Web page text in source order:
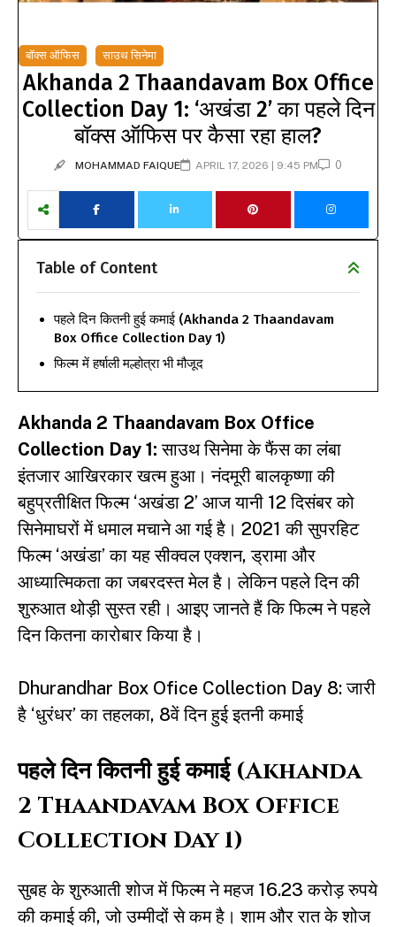
बॉक्स ऑफिस साउथ सिनेमा
Akhanda 2 Thaandavam Box Office
Collection Day 1: ‘अखंडा 2’ का पहले दिन
बॉक्स ऑफिस पर कैसा रहा हाल?
MOHAMMAD FAIQUE APRIL 17, 2026 | 9:45 PM 0
Table of Content
पहले दिन कितनी हुई कमाई (Akhanda 2 Thaandavam
Box Office Collection Day 1)
फिल्म में हर्षाली मल्होत्रा भी मौजूद
Akhanda 2 Thaandavam Box Office
Collection Day 1: साउथ सिनेमा के फैंस का लंबा
इंतजार आखिरकार खत्म हुआ। नंदमूरी बालकृष्णा की
बहुप्रतीक्षित फिल्म ‘अखंडा 2’ आज यानी 12 दिसंबर को
सिनेमाघरों में धमाल मचाने आ गई है। 2021 की सुपरहिट
फिल्म ‘अखंडा’ का यह सीक्वल एक्शन, ड्रामा और
आध्यात्मिकता का जबरदस्त मेल है। लेकिन पहले दिन की
शुरुआत थोड़ी सुस्त रही। आइए जानते हैं कि फिल्म ने पहले
दिन कितना कारोबार किया है।
Dhurandhar Box Ofice Collection Day 8: जारी
है ‘धुरंधर’ का तहलका, 8वें दिन हुई इतनी कमाई
पहले दिन कितनी हुई कमाई (Akhanda
2 Thaandavam Box Office
Collection Day 1)
सुबह के शुरुआती शोज में फिल्म ने महज 16.23 करोड़ रुपये
की कमाई की, जो उम्मीदों से कम है। शाम और रात के शोज